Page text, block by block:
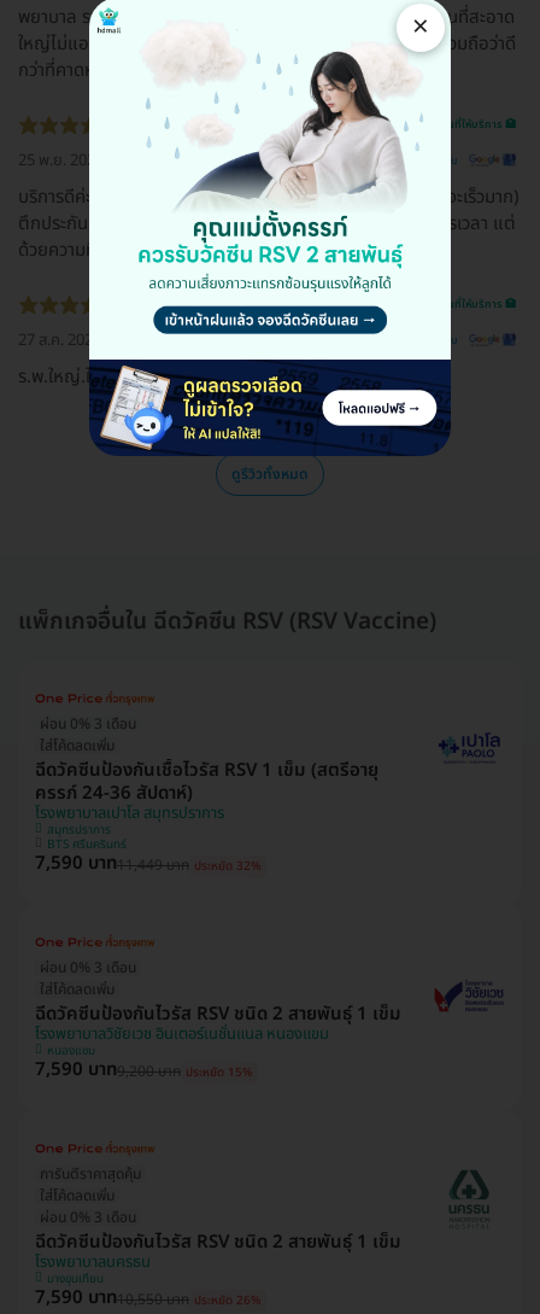
พยาบาล รวมถึงเจ้าหน้าที่ดูแลดี บริการรวดเร็ว กว่าที่คิดไว้ สถานที่สะอาด
ใหญ่ไม่แออัด มีร้านอาหารภายในรพ.และบริเวณใกล้เคียง โดยรวมถือว่าดี
กว่าที่คาดหมายไว้ค่ะ
รีวิวสถานที่ให้บริการ 🏥
25 พ.ย. 2020 ดูรีวิวต้นฉบับ
บริการดีค่ะ รวดเร็ว พนักงานพูดดี (ตึกทั่วไปที่ไม่ใช่ประกันสังคมจะเร็วมาก)
ตึกประกันสังคมบริการดี ถือว่าเร็วระดับนึงในส่วนของการจัดการเวลา แต่
ด้วยความที่คนเยอะทำให้ล่าช้าบางขั้นตอน
รีวิวสถานที่ให้บริการ 🏥
27 ส.ค. 2020 ดูรีวิวต้นฉบับ
ร.พ.ใหญ่.ใกล้บ้าน.​อยู่มีนบุรี
ดูรีวิวทั้งหมด
แพ็กเกจอื่นใน ฉีดวัคซีน RSV (RSV Vaccine)
ผ่อน 0% 3 เดือน
ใส่โค้ดลดเพิ่ม
ฉีดวัคซีนป้องกันเชื้อไวรัส RSV 1 เข็ม (สตรีอายุ
ครรภ์ 24-36 สัปดาห์)
โรงพยาบาลเปาโล สมุทรปราการ
สมุทรปราการ
BTS ศรีนครินทร์
7,590 บาท11,449 บาท ประหยัด 32%
ผ่อน 0% 3 เดือน
ใส่โค้ดลดเพิ่ม
ฉีดวัคซีนป้องกันไวรัส RSV ชนิด 2 สายพันธ์ุ 1 เข็ม
โรงพยาบาลวิชัยเวช อินเตอร์เนชั่นแนล หนองแขม
หนองแขม
7,590 บาท9,200 บาท ประหยัด 15%
การันตีราคาสุดคุ้ม
ใส่โค้ดลดเพิ่ม
ผ่อน 0% 3 เดือน
ฉีดวัคซีนป้องกันไวรัส RSV ชนิด 2 สายพันธ์ุ 1 เข็ม
โรงพยาบาลนครธน
บางขุนเทียน
7,590 บาท10,550 บาท ประหยัด 26%
×